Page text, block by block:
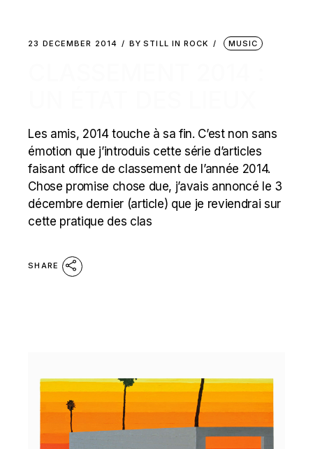
23 DECEMBER 2014 BY STILL IN ROCK MUSIC
Les amis, 2014 touche à sa fin. C’est non sans
émotion que j’introduis cette série d’articles
faisant office de classement de l’année 2014.
Chose promise chose due, j’avais annoncé le 3
décembre dernier (article) que je reviendrai sur
cette pratique des clas
SHARE